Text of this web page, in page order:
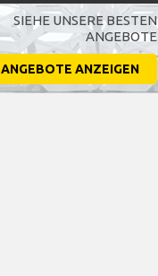
SIEHE UNSERE BESTEN
ANGEBOTE
ANGEBOTE ANZEIGEN